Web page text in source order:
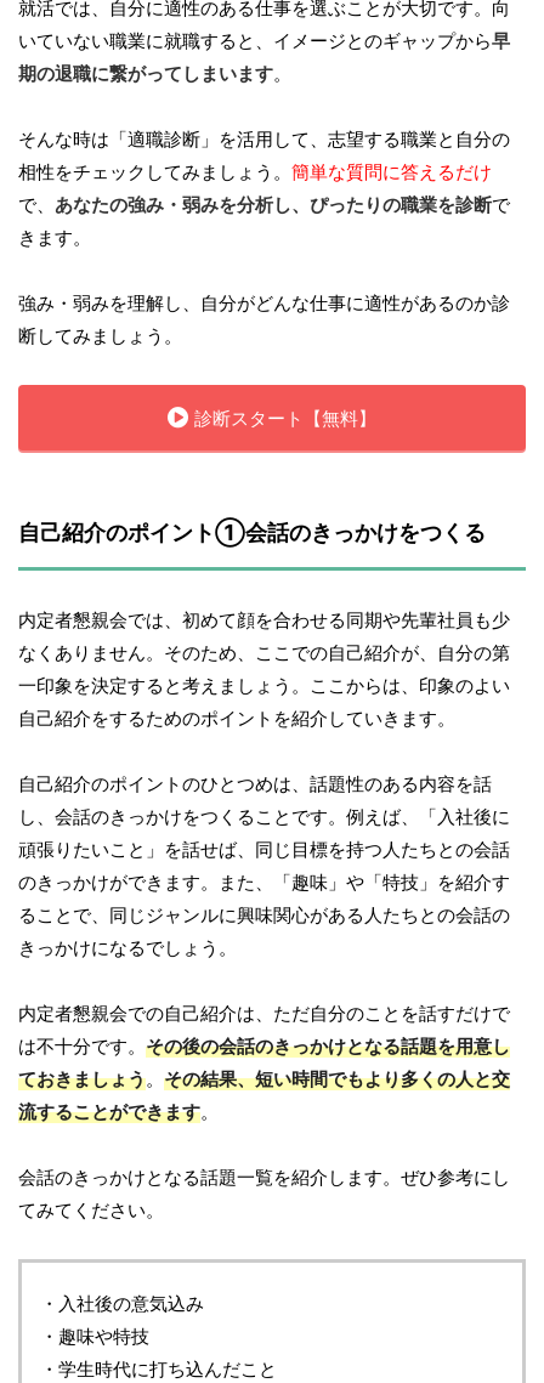
就活では、自分に適性のある仕事を選ぶことが大切です。向
いていない職業に就職すると、イメージとのギャップから早
期の退職に繋がってしまいます。
そんな時は「適職診断」を活用して、志望する職業と自分の
相性をチェックしてみましょう。 簡単な質問に答えるだけ
で、 あなたの強み・弱みを分析し、ぴったりの職業を診断で
きます。
強み・弱みを理解し、自分がどんな仕事に適性があるのか診
断してみましょう。
診断スタート【無料】
自己紹介のポイント①会話のきっかけをつくる
内定者懇親会では、初めて顔を合わせる同期や先輩社員も少
なくありません。そのため、ここでの自己紹介が、自分の第
一印象を決定すると考えましょう。ここからは、印象のよい
自己紹介をするためのポイントを紹介していきます。
自己紹介のポイントのひとつめは、話題性のある内容を話
し、会話のきっかけをつくることです。例えば、「入社後に
頑張りたいこと」を話せば、同じ目標を持つ人たちとの会話
のきっかけができます。また、「趣味」や「特技」を紹介す
ることで、同じジャンルに興味関心がある人たちとの会話の
きっかけになるでしょう。
内定者懇親会での自己紹介は、ただ自分のことを話すだけで
は不十分です。 その後の会話のきっかけとなる話題を用意し
ておきましょう。 その結果、短い時間でもより多くの人と交
流することができます。
会話のきっかけとなる話題一覧を紹介します。ぜひ参考にし
てみてください。
・入社後の意気込み
・趣味や特技
・学生時代に打ち込んだこと